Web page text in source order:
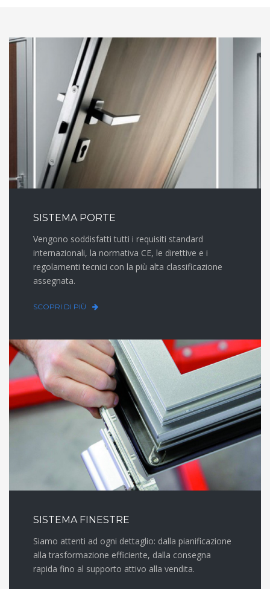
SISTEMA PORTE
Vengono soddisfatti tutti i requisiti standard
internazionali, la normativa CE, le direttive e i
regolamenti tecnici con la più alta classificazione
assegnata.
SCOPRI DI PIÙ
SISTEMA FINESTRE
Siamo attenti ad ogni dettaglio: dalla pianificazione
alla trasformazione efficiente, dalla consegna
rapida fino al supporto attivo alla vendita.